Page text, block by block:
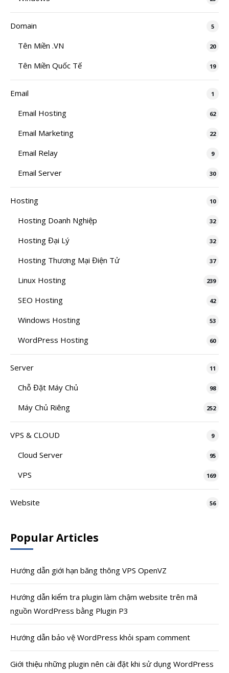
Domain 5
Tên Miền .VN 20
Tên Miền Quốc Tế 19
Email 1
Email Hosting 62
Email Marketing 22
Email Relay 9
Email Server 30
Hosting 10
Hosting Doanh Nghiệp 32
Hosting Đại Lý 32
Hosting Thương Mại Điện Tử 37
Linux Hosting 239
SEO Hosting 42
Windows Hosting 53
WordPress Hosting 60
Server 11
Chỗ Đặt Máy Chủ 98
Máy Chủ Riêng 252
VPS & CLOUD 9
Cloud Server 95
VPS 169
Website 56
Popular Articles
Hướng dẫn giới hạn băng thông VPS OpenVZ
Hướng dẫn kiểm tra plugin làm chậm website trên mã
nguồn WordPress bằng Plugin P3
Hướng dẫn bảo vệ WordPress khỏi spam comment
Giới thiệu những plugin nên cài đặt khi sử dụng WordPress